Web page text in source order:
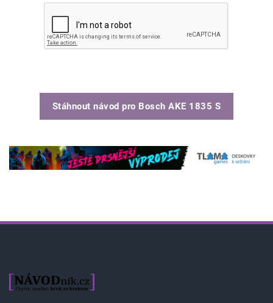
Stáhnout návod pro Bosch AKE 1835 S